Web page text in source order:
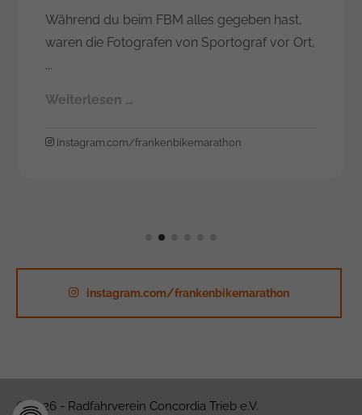
Während du beim FBM alles gegeben hast,
waren die Fotografen von Sportograf vor Ort,
...
Weiterlesen …
instagram.com/frankenbikemarathon
instagram.com/frankenbikemarathon
© 2026 - Radfahrverein Concordia Trieb e.V.